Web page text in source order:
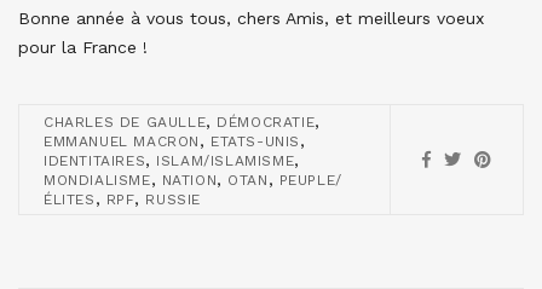
Bonne année à vous tous, chers Amis, et meilleurs voeux
pour la France !
CHARLES DE GAULLE, DÉMOCRATIE,
EMMANUEL MACRON , ETATS-UNIS ,
IDENTITAIRES, ISLAM/ISLAMISME,
MONDIALISME, NATION, OTAN , PEUPLE/
ÉLITES , RPF, RUSSIE